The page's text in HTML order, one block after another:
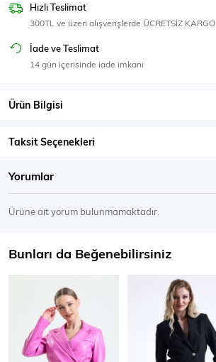
Eşofman Üstü
Hızlı Teslimat
300TL ve üzeri alışverişlerde ÜCRETSİZ KARGO
İade ve Teslimat
14 gün içerisinde iade imkanı
Ürün Bilgisi
Taksit Seçenekleri
Yorumlar
Ürüne ait yorum bulunmamaktadır.
Bunları da Beğenebilirsiniz